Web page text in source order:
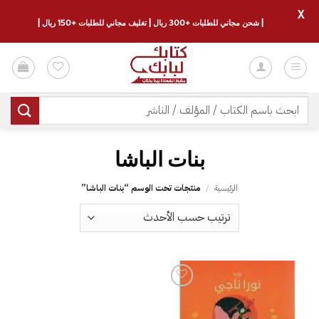
للمحتوى
البحث
عن:
الرئيسية / منتجات تحت الوسم “‎بنات الباشا‎”
| شحن مجاني للطلبات +300 ريال | تغليف مجاني للطلبات +150 ريال |
X